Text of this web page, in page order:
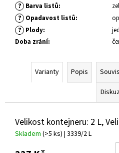
? Barva listů:
? Opadavost listů:
? Plody:
Doba zrání:
Varianty Popis
Velikost kontejneru: 2 L,
Skladem (>5 ks) | 3339/2 L